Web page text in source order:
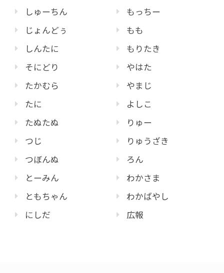
しゅーちん
じょんどぅ
しんたに
そにどり
たかむら
たに
たぬたぬ
つじ
つぼんぬ
とーみん
ともちゃん
にしだ
もっちー
もも
もりたき
やはた
やまじ
よしこ
りゅー
りゅうざき
ろん
わかさま
わかばやし
広報